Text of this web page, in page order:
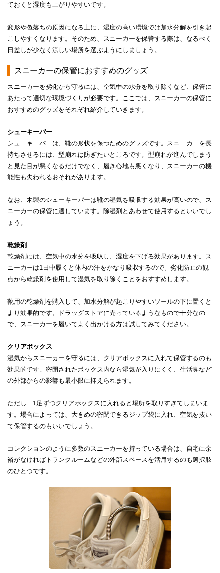
ておくと湿度も上がりやすいです。
変形や色落ちの原因になる上に、湿度の高い環境では加水分解を引き起
こしやすくなります。そのため、スニーカーを保管する際は、なるべく
日差しが少なく涼しい場所を選ぶようにしましょう。
スニーカーの保管におすすめのグッズ
スニーカーを劣化から守るには、空気中の水分を取り除くなど、保管に
あたって適切な環境づくりが必要です。ここでは、スニーカーの保管に
おすすめのグッズをそれぞれ紹介していきます。
シューキーパー
シューキーパーは、靴の形状を保つためのグッズです。スニーカーを長
持ちさせるには、型崩れは防ぎたいところです。型崩れが進んでしまう
と見た目が悪くなるだけでなく、履き心地も悪くなり、スニーカーの機
能性も失われるおそれがあります。
なお、木製のシューキーパーは靴の湿気を吸収する効果が高いので、ス
ニーカーの保管に適しています。除湿剤とあわせて使用するといいでし
ょう。
乾燥剤
乾燥剤には、空気中の水分を吸収し、湿度を下げる効果があります。ス
ニーカーは1日中履くと体内の汗をかなり吸収するので、劣化防止の観
点から乾燥剤を使用して湿気を取り除くことをおすすめします。
靴用の乾燥剤を購入して、加水分解が起こりやすいソールの下に置くと
より効果的です。ドラッグストアに売っているようなもので十分なの
で、スニーカーを履いてよく出かける方は試してみてください。
クリアボックス
湿気からスニーカーを守るには、クリアボックスに入れて保管するのも
効果的です。密閉されたボックス内なら湿気が入りにくく、生活臭など
の外部からの影響も最小限に抑えられます。
ただし、1足ずつクリアボックスに入れると場所を取りすぎてしまいま
す。場合によっては、大きめの密閉できるジップ袋に入れ、空気を抜い
て保管するのもいいでしょう。
コレクションのように多数のスニーカーを持っている場合は、自宅に余
裕がなければトランクルームなどの外部スペースを活用するのも選択肢
のひとつです。